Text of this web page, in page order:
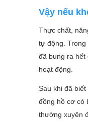
Vậy nếu
Thực chất,
tự động.
đã bung ra hết
hoạt động.
Sau khi đã
đồng hồ cơ có
thường xuyên